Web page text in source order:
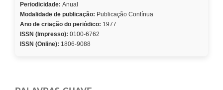
Periodicidade: Anual
Modalidade de publicação: Publicação Contínua
Ano de criação do periódico: 1977
ISSN (Impresso): 0100-6762
ISSN (Online): 1806-9088